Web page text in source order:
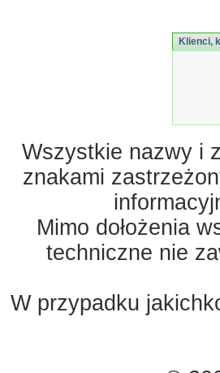
Klienci,
Wszystkie nazwy i
znakami
Mimo dołożenia
techniczne nie
W przypadku